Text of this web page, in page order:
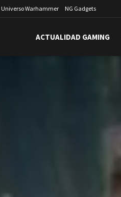
Universo Warhammer NG Gadgets
ACTUALIDAD GAMING